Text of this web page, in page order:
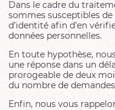
Dans le cadre du
sommes susceptibles
d’identité afin d’en
données personnelles.
En toute hypothèse,
une réponse dans un
prorogeable de deux
du nombre de
Enfin, nous vous